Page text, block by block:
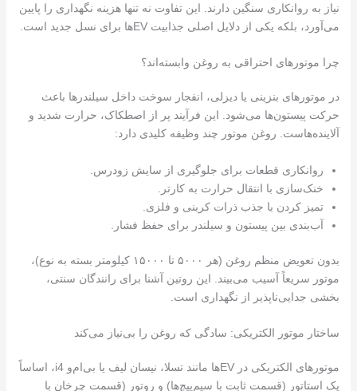
نیاز به روانکاری سنگین دارند. این تفاوت نه تنها هزینه نگهداری را پایین
می‌آورد، بلکه یکی از دلایل اصلی جذابیت EVها برای نسل جدید است.
چرا موتورهای احتراقی به روغن وابسته‌اند؟
در موتورهای بنزینی یا دیزلی، انفجار سوخت داخل سیلندرها باعث
حرکت پیستون‌ها می‌شود. این فرآیند پر از اصطکاک، حرارت شدید و
آلاینده‌هاست. روغن موتور چند وظیفه کلیدی دارد:
روانکاری قطعات برای جلوگیری از سایش زودرس.
خنک‌سازی با انتقال حرارت به کارتر.
تمیز کردن با جذب ذرات کربنی و فلزی.
آب‌بندی بین پیستون و سیلندر برای حفظ فشار.
بدون تعویض منظم روغن (هر ۵۰۰۰ تا ۱۵۰۰۰ کیلومتر بسته به نوع)،
موتور سریعاً آسیب می‌بیند. این روتین آشنا برای رانندگان سنتی،
بخشی جدایی‌ناپذیر از نگهداری است.
ساختار موتور الکتریکی: سادگی که روغن را بی‌نیاز می‌کند
موتورهای الکتریکی در EVها مانند تسلا، نیسان لیف یا بی‌ام‌و i4، اساساً
یک استاتور (قسمت ثابت با سیم‌پیچ‌ها) و روتور (قسمت چرخان با